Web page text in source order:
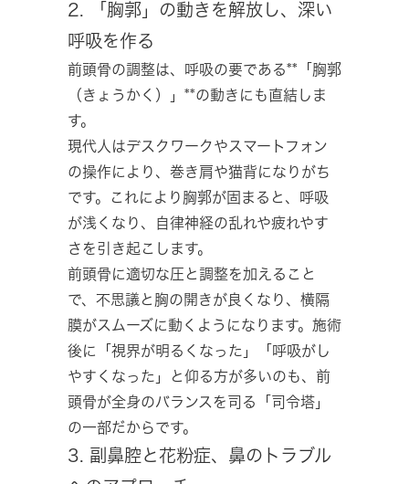
2. 「胸郭」の動きを解放し、深い
呼吸を作る
前頭骨の調整は、呼吸の要である**「胸郭
（きょうかく）」**の動きにも直結しま
す。
現代人はデスクワークやスマートフォン
の操作により、巻き肩や猫背になりがち
です。これにより胸郭が固まると、呼吸
が浅くなり、自律神経の乱れや疲れやす
さを引き起こします。
前頭骨に適切な圧と調整を加えること
で、不思議と胸の開きが良くなり、横隔
膜がスムーズに動くようになります。施術
後に「視界が明るくなった」「呼吸がし
やすくなった」と仰る方が多いのも、前
頭骨が全身のバランスを司る「司令塔」
の一部だからです。
3. 副鼻腔と花粉症、鼻のトラブル